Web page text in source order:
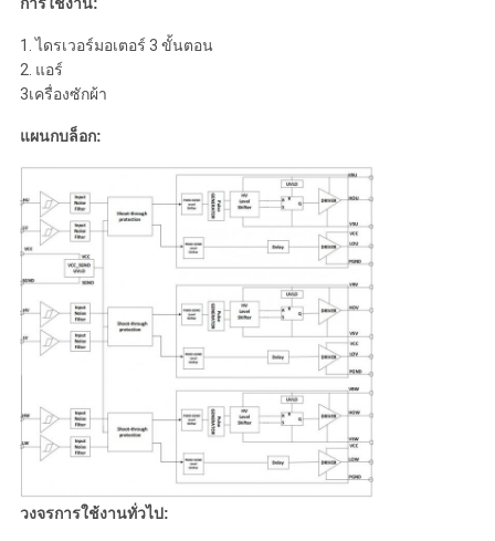
การใช้งาน:
1. ไดรเวอร์มอเตอร์ 3 ขั้นตอน
2. แอร์
3เครื่องซักผ้า
แผนกบล็อก:
วงจรการใช้งานทั่วไป: